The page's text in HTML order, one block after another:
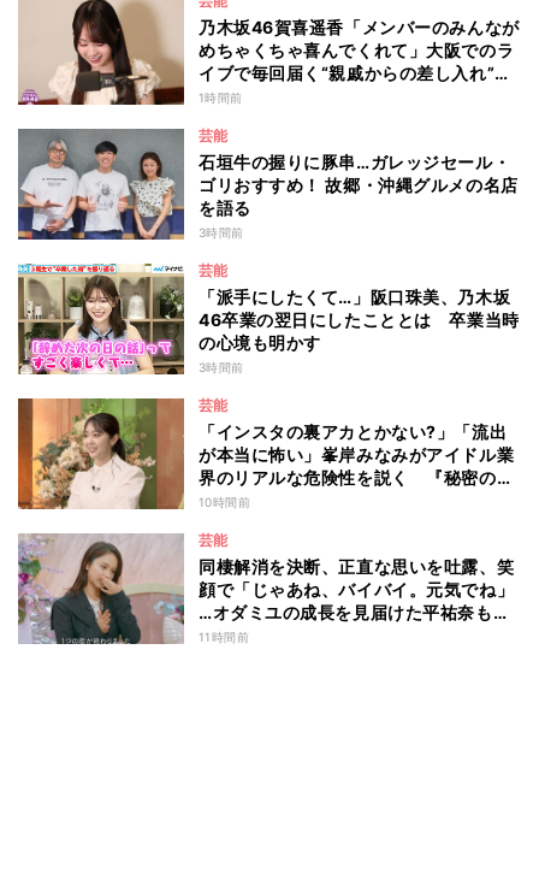
乃木坂46賀喜遥香「メンバーのみんなが
めちゃくちゃ喜んでくれて」大阪でのラ
イブで毎回届く“親戚からの差し入れ”と
は？
1時間前
芸能
石垣牛の握りに豚串…ガレッジセール・
ゴリおすすめ！ 故郷・沖縄グルメの名店
を語る
3時間前
芸能
「派手にしたくて…」阪口珠美、乃木坂
46卒業の翌日にしたこととは 卒業当時
の心境も明かす
3時間前
芸能
「インスタの裏アカとかない?」「流出
が本当に怖い」峯岸みなみがアイドル業
界のリアルな危険性を説く 『秘密のマ
マ園』特別編
10時間前
芸能
同棲解消を決断、正直な思いを吐露、笑
顔で「じゃあね、バイバイ。元気でね」
…オダミユの成長を見届けた平祐奈も思
わず涙 『ガールオアレディ3』
11時間前